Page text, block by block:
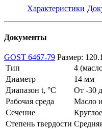
Характеристики
Документы
GOST 6467-79 Размер:
Тип
4
Диаметр
14 мм
Диапазон t, °С
От -30
Рабочая среда
Масло
Сечение
Круглое
Степень твердости